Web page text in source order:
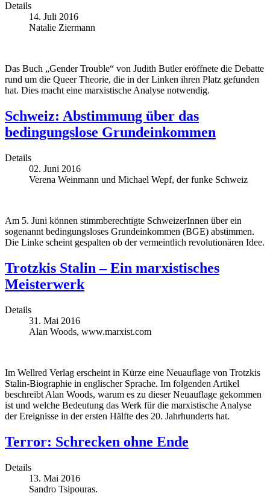
Details
14. Juli 2016
Natalie Ziermann
Das Buch „Gender Trouble“ von Judith Butler eröffnete die Debatte
rund um die Queer Theorie, die in der Linken ihren Platz gefunden
hat. Dies macht eine marxistische Analyse notwendig.
Schweiz: Abstimmung über das
bedingungslose Grundeinkommen
Details
02. Juni 2016
Verena Weinmann und Michael Wepf, der funke Schweiz
Am 5. Juni können stimmberechtigte SchweizerInnen über ein
sogenannt bedingungsloses Grundeinkommen (BGE) abstimmen.
Die Linke scheint gespalten ob der vermeintlich revolutionären Idee.
Trotzkis Stalin – Ein marxistisches
Meisterwerk
Details
31. Mai 2016
Alan Woods, www.marxist.com
Im Wellred Verlag erscheint in Kürze eine Neuauflage von Trotzkis
Stalin-Biographie in englischer Sprache. Im folgenden Artikel
beschreibt Alan Woods, warum es zu dieser Neuauflage gekommen
ist und welche Bedeutung das Werk für die marxistische Analyse
der Ereignisse in der ersten Hälfte des 20. Jahrhunderts hat.
Terror: Schrecken ohne Ende
Details
13. Mai 2016
Sandro Tsipouras.